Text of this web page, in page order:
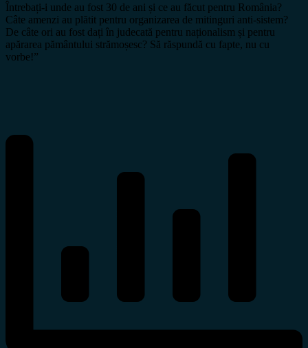
Întrebați-i unde au fost 30 de ani și ce au făcut pentru România?
Câte amenzi au plătit pentru organizarea de mitinguri anti-sistem?
De câte ori au fost dați în judecată pentru naționalism și pentru
apărarea pământului strămoșesc? Să răspundă cu fapte, nu cu
vorbe!”